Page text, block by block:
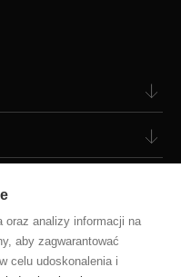
oraz analizy informacji na
aby zagwarantować
celu udoskonalenia i